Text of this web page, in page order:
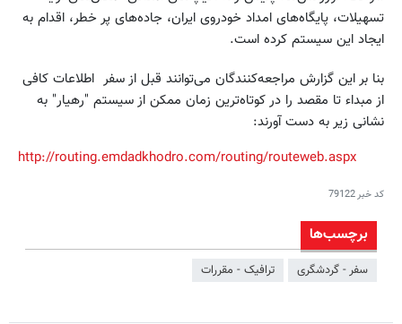
تسهیلات، پایگاه‌های امداد خودروی ایران، جاده‌های پر خطر، اقدام به
ایجاد این سیستم کرده است.
بنا بر این گزارش مراجعه‌کنندگان می‌توانند قبل از سفر اطلاعات کافی
از مبداء تا مقصد را در کوتاه‌ترین زمان ممکن از سیستم "رهیار" به
نشانی زیر به دست آورند:
http://routing.emdadkhodro.com/routing/routeweb.aspx
کد خبر79122
برچسب‌ها
سفر - گردشگری ترافیک - مقررات